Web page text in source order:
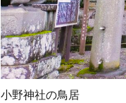
小野神社の鳥居